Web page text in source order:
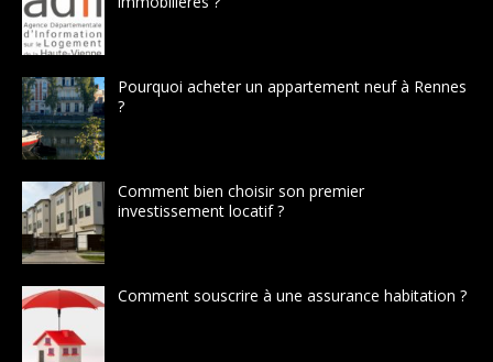
Pourquoi acheter un appartement neuf à Rennes
?
Comment bien choisir son premier
investissement locatif ?
Comment souscrire à une assurance habitation ?